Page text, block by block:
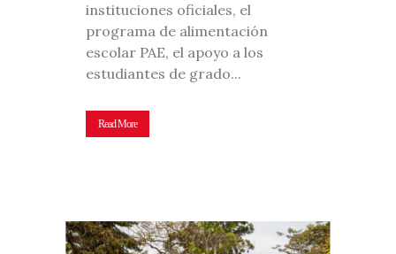
instituciones oficiales, el
programa de alimentación
escolar PAE, el apoyo a los
estudiantes de grado...
Read More